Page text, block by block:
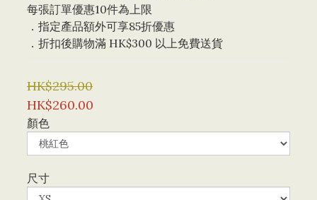
每張訂單優惠10件為上限
．指定產品額外可享85折優惠
．折扣後購物滿 HK$300 以上免費送貨
HK$295.00
HK$260.00
顏色
尺寸